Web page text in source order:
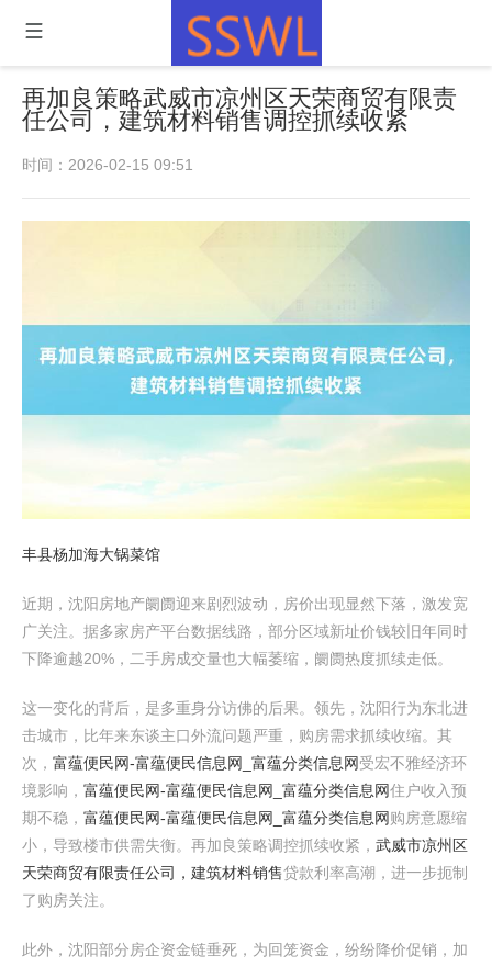
再加良策略武威市凉州区天荣商贸有限责
任公司，建筑材料销售调控抓续收紧
时间：2026-02-15 09:51
丰县杨加海大锅菜馆
近期，沈阳房地产阛阓迎来剧烈波动，房价出现显然下落，激发宽
广关注。据多家房产平台数据线路，部分区域新址价钱较旧年同时
下降逾越20%，二手房成交量也大幅萎缩，阛阓热度抓续走低。
这一变化的背后，是多重身分访佛的后果。领先，沈阳行为东北进
击城市，比年来东谈主口外流问题严重，购房需求抓续收缩。其
次， 富蕴便民网-富蕴便民信息网_富蕴分类信息网受宏不雅经济环
境影响， 富蕴便民网-富蕴便民信息网_富蕴分类信息网住户收入预
期不稳， 富蕴便民网-富蕴便民信息网_富蕴分类信息网购房意愿缩
小，导致楼市供需失衡。再加良策略调控抓续收紧， 武威市凉州区
天荣商贸有限责任公司，建筑材料销售贷款利率高潮，进一步扼制
了购房关注。
此外，沈阳部分房企资金链垂死，为回笼资金，纷纷降价促销，加